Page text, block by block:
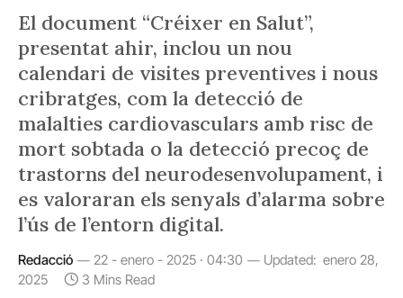
El document “Créixer en Salut”,
presentat ahir, inclou un nou
calendari de visites preventives i nous
cribratges, com la detecció de
malalties cardiovasculars amb risc de
mort sobtada o la detecció precoç de
trastorns del neurodesenvolupament, i
es valoraran els senyals d’alarma sobre
l’ús de l’entorn digital.
Redacció 22 - enero - 2025 · 04:30 Updated: enero 28,
2025
3 Mins Read